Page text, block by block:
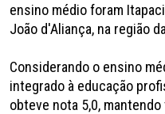
ensino médio foram
João d'Aliança, na região
Considerando o ensino
integrado à educação
obteve nota 5,0,